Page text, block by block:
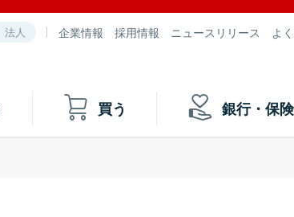
法人 企業情報 採用情報 ニュースリリース よ
買う 銀行・保険